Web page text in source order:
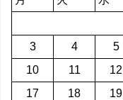
3
4 5
10
11 12
17
18 19